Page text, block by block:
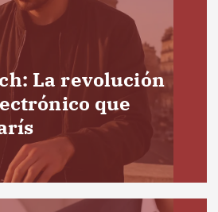
La revolución
que